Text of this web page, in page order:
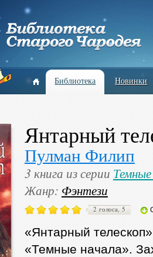
Библиотека Новинки
Янтарный
Пулман Филип
3 книга из серии
Жанр: Фэнтези
2 голоса, 5
«Янтарный
«Темные начала».